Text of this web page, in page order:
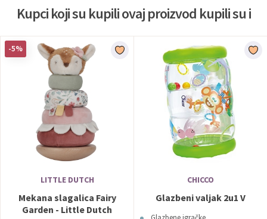
Kupci koji su kupili ovaj proizvod kupili su i
-5%
LITTLE DUTCH
Mekana slagalica Fairy
Garden - Little Dutch
CHICCO
Glazbeni valjak 2u1 V